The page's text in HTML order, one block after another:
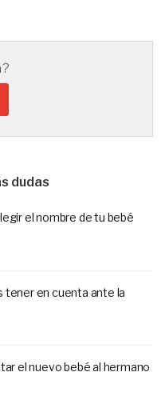
dudas
el nombre de tu bebé
tener en cuenta ante la
el nuevo bebé al hermano